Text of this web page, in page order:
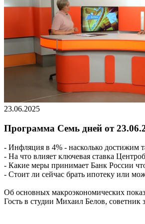
23.06.2025
Программа Семь дней от
- Инфляция в 4% - насколько достижим
- На что влияет ключевая ставка
- Какие меры принимает Банк России
- Стоит ли сейчас брать ипотеку или
Об основных макроэкономических
Гость в студии Михаил Белов, советник